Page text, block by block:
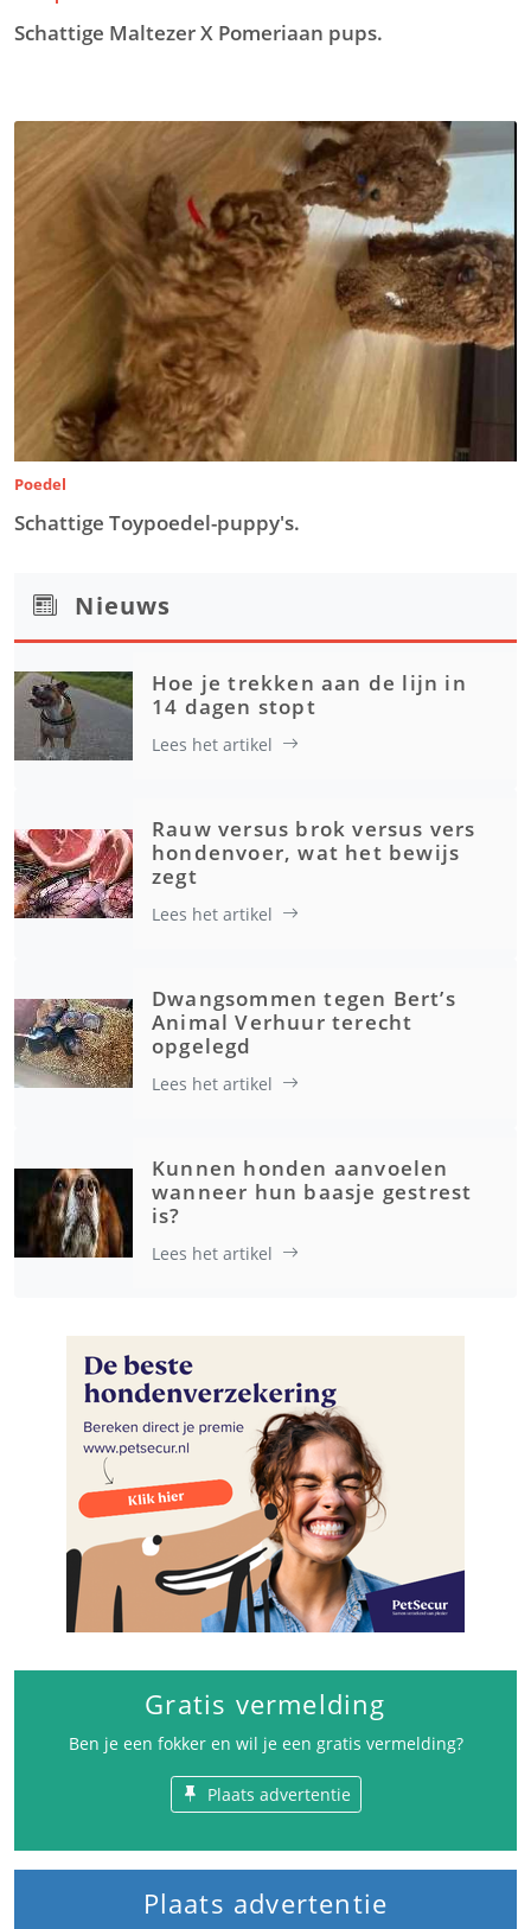
Schattige Maltezer X Pomeriaan pups.
Poedel
Schattige Toypoedel-puppy's.
Nieuws
Hoe je trekken aan de lijn in
14 dagen stopt
Lees het artikel
Rauw versus brok versus vers
hondenvoer, wat het bewijs
zegt
Lees het artikel
Dwangsommen tegen Bert’s
Animal Verhuur terecht
opgelegd
Lees het artikel
Kunnen honden aanvoelen
wanneer hun baasje gestrest
is?
Lees het artikel
Gratis vermelding
Ben je een fokker en wil je een gratis vermelding?
Plaats advertentie
Plaats advertentie